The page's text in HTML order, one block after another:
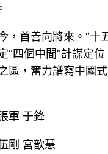
，首善向將來。“十
“四個中間”計謀定
區，奮力譜寫中國
軍 于鋒
剛 宮歆慧